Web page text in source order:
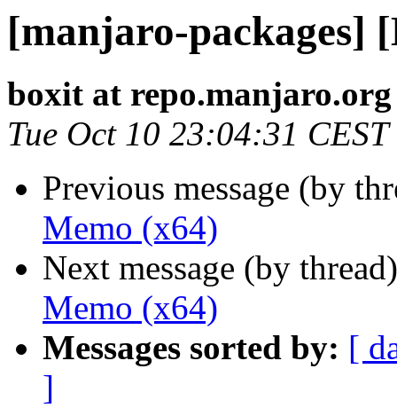
[manjaro-packages]
boxit at repo.manjaro.org
Tue Oct 10 23:04:31
Previous message (by
Memo (x64)
Next message (by
Memo (x64)
Messages sorted by: [
]